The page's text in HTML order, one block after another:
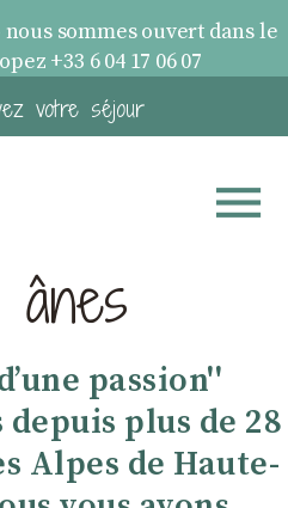
sommes ouvert dans le
+33 6 04 17 06 07
votre séjour
passion''
plus de 28
Alpes de Haute-